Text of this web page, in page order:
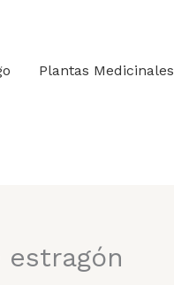
Plantas Medicinales